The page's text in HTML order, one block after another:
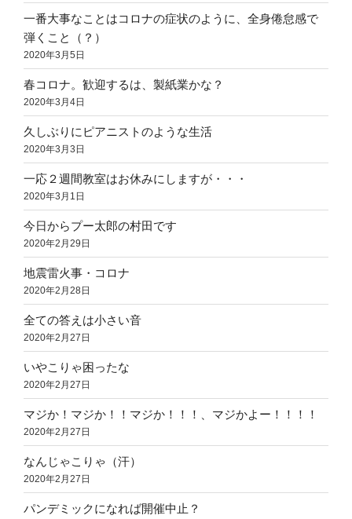
一番大事なことはコロナの症状のように、全身倦怠感で
弾くこと（？）
2020年3月5日
春コロナ。歓迎するは、製紙業かな？
2020年3月4日
久しぶりにピアニストのような生活
2020年3月3日
一応２週間教室はお休みにしますが・・・
2020年3月1日
今日からプー太郎の村田です
2020年2月29日
地震雷火事・コロナ
2020年2月28日
全ての答えは小さい音
2020年2月27日
いやこりゃ困ったな
2020年2月27日
マジか！マジか！！マジか！！！、マジかよー！！！！
2020年2月27日
なんじゃこりゃ（汗）
2020年2月27日
パンデミックになれば開催中止？